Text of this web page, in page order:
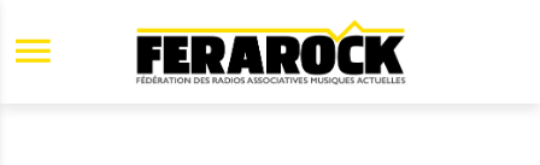
Aller au contenu principal